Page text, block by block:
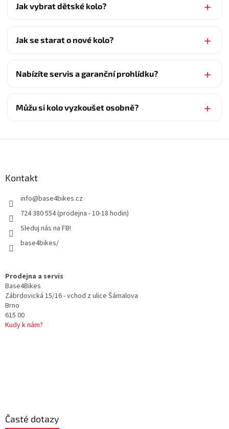
Jak vybrat dětské kolo?
Jak se starat o nové kolo?
Nabízíte servis a garanční prohlídku?
Můžu si kolo vyzkoušet osobně?
Kontakt
info@base4bikes.cz
724 380 554 (prodejna - 10-18 hodin)
Sleduj nás na FB!
base4bikes/
Prodejna a servis
Base4Bikes
Zábrdovická 15/16 - vchod z ulice Šámalova
Brno
615 00
Kudy k nám?
Časté dotazy